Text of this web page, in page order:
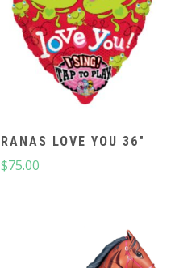
RANAS LOVE YOU 36″
$75.00